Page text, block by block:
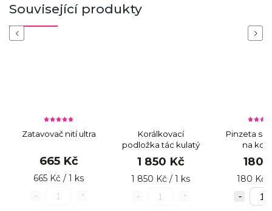
Související produkty
Previous
Zatavovač nití ultra
665 Kč
665 Kč / 1 ks
Korálkovací
podložka tác kulatý
1 850 Kč
1 850 Kč / 1 ks
Pinzeta s
na
180
180 Kč /
Next